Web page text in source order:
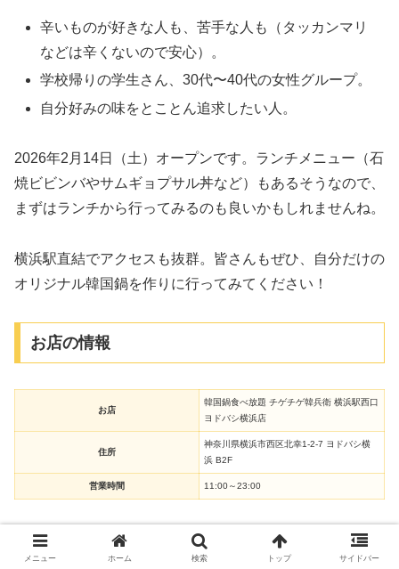
辛いものが好きな人も、苦手な人も（タッカンマリ
などは辛くないので安心）。
学校帰りの学生さん、30代〜40代の女性グループ。
自分好みの味をとことん追求したい人。
2026年2月14日（土）オープンです。ランチメニュー（石
焼ビビンバやサムギョプサル丼など）もあるそうなので、
まずはランチから行ってみるのも良いかもしれませんね。
横浜駅直結でアクセスも抜群。皆さんもぜひ、自分だけの
オリジナル韓国鍋を作りに行ってみてください！
お店の情報
お店
韓国鍋食べ放題 チゲチゲ韓兵衛 横浜駅西口
ヨドバシ横浜店
住所
神奈川県横浜市西区北幸1-2-7 ヨドバシ横
浜 B2F
営業時間 11:00～23:00
メニュー ホーム 検索 トップ サイドバー